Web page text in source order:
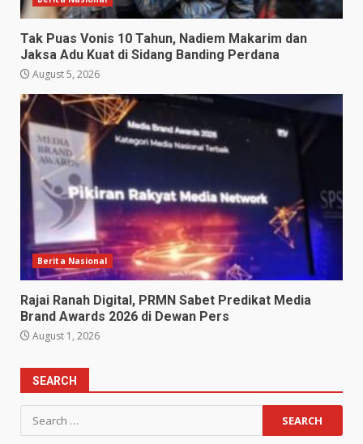
Tak Puas Vonis 10 Tahun, Nadiem Makarim dan
Jaksa Adu Kuat di Sidang Banding Perdana
August 5, 2026
Berita Nasional
Rajai Ranah Digital, PRMN Sabet Predikat Media
Brand Awards 2026 di Dewan Pers
August 1, 2026
SEARCH
Search
for: